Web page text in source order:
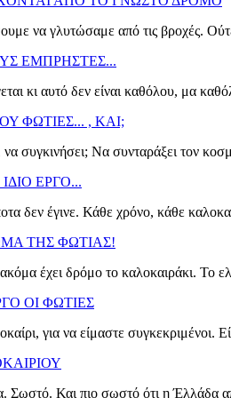
να γλυτώσαμε από τις βροχές.
ΕΜΠΡΗΣΤΕΣ...
κι αυτό δεν είναι καθόλου, μα
ΦΩΤΙΕΣ... , ΚΑΙ;
συγκινήσει; Να συνταράξει τον
ΕΡΓΟ...
δεν έγινε. Κάθε χρόνο, κάθε
ΤΗΣ ΦΩΤΙΑΣ!
έχει δρόμο το καλοκαιράκι. Το
ΟΙ ΦΩΤΙΕΣ
για να είμαστε συγκεκριμένοι.
Σωστό. Και πιο σωστό ότι η Έλλάδα